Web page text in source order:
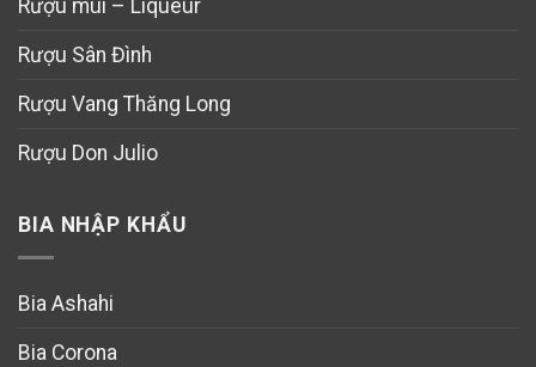
Rượu mùi – Liqueur
Rượu Sân Đình
Rượu Vang Thăng Long
Rượu Don Julio
BIA NHẬP KHẨU
Bia Ashahi
Bia Corona